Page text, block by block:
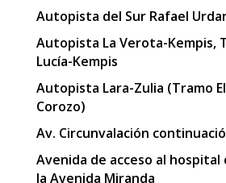
Autopista del Sur Rafael
Autopista La Verota-Kempis,
Lucía-Kempis
Autopista Lara-Zulia (Tramo
Corozo)
Av. Circunvalación
Avenida de acceso al hospital
la Avenida Miranda